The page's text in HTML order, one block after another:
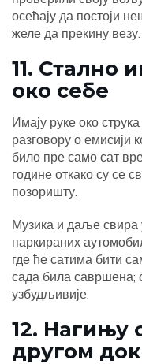
осећају да постоји
желе да прекину везу.
11. Стално
око себе
Имају руке око
разговору о емисији
било пре само сат
године откако су се
позоришту.
Музика и даље свира
паркираних
где ће сатима бити
сада била савршена;
узбудљивије.
12. Нагињу
другом док